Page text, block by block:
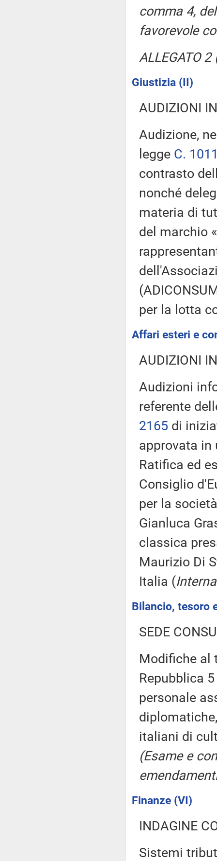
comma 4,
favorevole
ALLEGATO
Giustizia (II)
AUDIZIONI
Audizione,
legge C.
contrasto
nonché
materia di
del marchio
per la lotta
Affari esteri e
AUDIZIONI
Audizioni
referente
2165 di
approvata in
Ratifica ed
Consiglio
per la
Gianluca
classica
Maurizio Di
Italia (
Bilancio, tesoro
SEDE
Modifiche al
Repubblica
personale
italiani di
(Esame e
Finanze (VI)
INDAGINE
Sistemi